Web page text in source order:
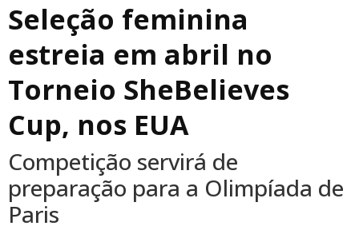
Seleção feminina
estreia em abril no
Torneio SheBelieves
Cup, nos EUA
Competição servirá de
preparação para a Olimpíada de
Paris